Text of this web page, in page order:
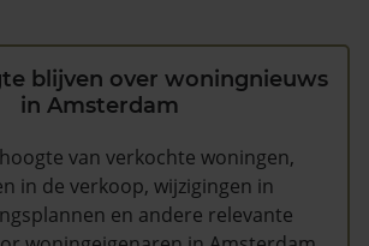
blijven over woningnieuws
in Amsterdam
van verkochte woningen,
in de verkoop, wijzigingen in
en andere relevante